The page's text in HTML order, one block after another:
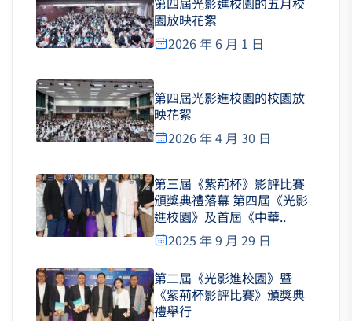
園放映花絮
2026 年 6 月 1 日
第四屆光影進校園的校園放
映花絮
2026 年 4 月 30 日
第三屆《紫荊杯》影評比賽
頒獎典禮落幕 第四屆《光影
進校園》及首屆《中華..
2025 年 9 月 29 日
第二屆《光影進校園》暨
《紫荊杯影評比賽》頒獎典
禮舉行